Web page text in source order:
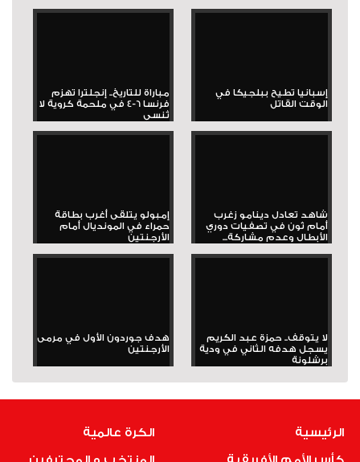
إسبانيا تطيح ببلجيكا في
الوقت القاتل
مباراة للتاريخ.. إنجلترا تهزم
فرنسا 6-4 في ملحمة كروية لا
تُنسى
شاهد تعادل دينامو زغرب
أمام ثون في تصفيات دوري
الأبطال وعدم مشاركة...
إمبولو يتلقى أغرب بطاقة
حمراء في المونديال أمام
الأرجنتين
لا يتوقف.. حمزة عبد الكريم
يسجل هدفه الثاني في ودية
برشلونة
هدف جوردون الأول في مرمى
الأرجنتين
الرئيسية
الكرة عالمية